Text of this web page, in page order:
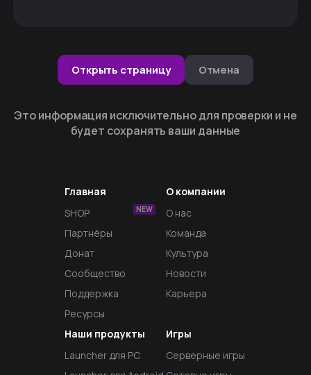
Открыть страницу Отмена
Это информация исключительно для проверки и не
будет сохранять ваши данные
Главная
SHOP
NEW
Партнёры
Донат
Сообщество
Поддержка
Ресурсы
Наши продукты
Launcher для PC
Игры
Серверные игры
О компании
О нас
Команда
Культура
Новости
Карьера